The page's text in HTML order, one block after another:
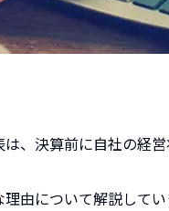
、決算前に自社の経
由について解説してい